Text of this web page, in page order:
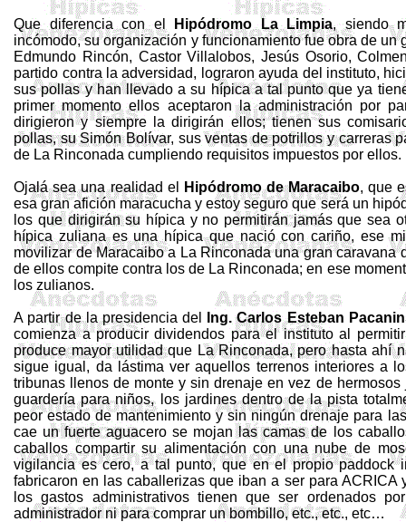
Que diferencia con el Hipódromo La Limpia, siendo
incómodo, su organización y funcionamiento fue obra de un
Edmundo Rincón, Castor Villalobos, Jesús Osorio,
partido contra la adversidad, lograron ayuda del instituto,
sus pollas y han llevado a su hípica a tal punto que ya
primer momento ellos aceptaron la administración por
dirigieron y siempre la dirigirán ellos; tienen sus
pollas, su Simón Bolívar, sus ventas de potrillos y carreras
de La Rinconada cumpliendo requisitos impuestos por ellos.
Ojalá sea una realidad el Hipódromo de Maracaibo, que
esa gran afición maracucha y estoy seguro que será un
los que dirigirán su hípica y no permitirán jamás que sea
hípica zuliana es una hípica que nació con cariño, ese
movilizar de Maracaibo a La Rinconada una gran caravana
de ellos compite contra los de La Rinconada; en ese
los zulianos.
A partir de la presidencia del Ing. Carlos Esteban
comienza a producir dividendos para el instituto al
produce mayor utilidad que La Rinconada, pero hasta ahí
sigue igual, da lástima ver aquellos terrenos interiores a
tribunas llenos de monte y sin drenaje en vez de
guardería para niños, los jardines dentro de la pista
peor estado de mantenimiento y sin ningún drenaje para
cae un fuerte aguacero se mojan las camas de los
caballos compartir su alimentación con una nube de
vigilancia es cero, a tal punto, que en el propiopaddock
fabricaron en las caballerizas que iban a ser para ACRICA
los gastos administrativos tienen que ser ordenados
administrador ni para comprar un bombillo, etc., etc., etc…